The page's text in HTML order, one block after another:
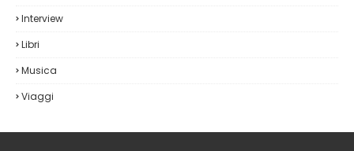
Interview
Libri
Musica
Viaggi